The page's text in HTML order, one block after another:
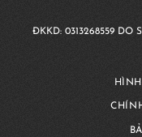
ĐKKD: 0313268559 DO